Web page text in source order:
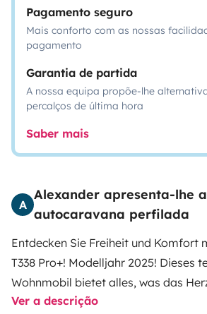
Pagamento seguro
Mais conforto com as nossas
pagamento
Garantia de partida
A nossa equipa propõe-lhe
percalços de última hora
Saber mais
A
Alexander apresenta-lhe
autocaravana perfilada
Entdecken Sie Freiheit und Komfort
T338 Pro+! Modelljahr 2025! Dieses
Wohnmobil bietet alles, was das
vier Personen, eine smarte
Ver a descrição